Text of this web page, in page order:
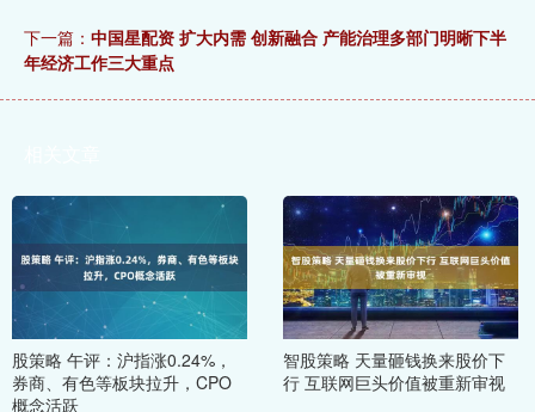
下一篇： 中国星配资 扩大内需 创新融合 产能治理多部门明晰下半
年经济工作三大重点
股策略 午评：沪指涨0.24%，
券商、有色等板块拉升，CPO
概念活跃
智股策略 天量砸钱换来股价下
行 互联网巨头价值被重新审视